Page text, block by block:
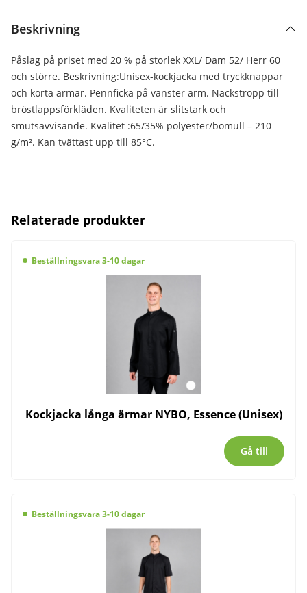
Beskrivning
Påslag på priset med 20 % på storlek XXL/ Dam 52/ Herr 60
och större. Beskrivning:Unisex-kockjacka med tryckknappar
och korta ärmar. Pennficka på vänster ärm. Nackstropp till
bröstlappsförkläden. Kvaliteten är slitstark och
smutsavvisande. Kvalitet :65/35% polyester/bomull – 210
g/m². Kan tvättast upp till 85°C.
Relaterade produkter
Beställningsvara 3-10 dagar
Kockjacka långa ärmar NYBO, Essence (Unisex)
Gå till
Beställningsvara 3-10 dagar